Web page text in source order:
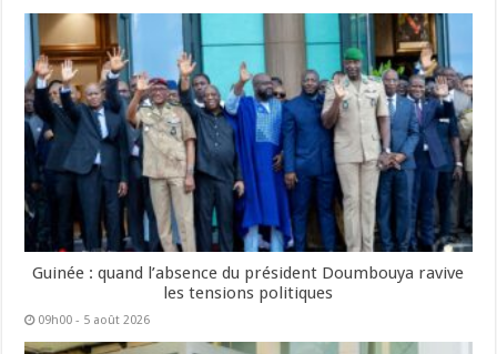
Guinée : quand l’absence du président Doumbouya ravive
les tensions politiques
09h00 - 5 août 2026